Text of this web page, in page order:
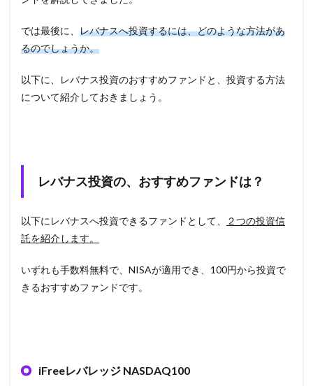
では最後に、 レバナスへ投資するには、どのような方法があ
るのでしょうか。
以下に、レバナス投資のおすすめファンドと、投資する方法
について紹介しておきましょう。
レバナス投資の、おすすめファンドは？
以下にレバナスへ投資できるファンドとして、
２つの投資信
託を紹介します。
いずれも手数料無料で、NISAが適用でき、100円から投資で
きるおすすめファンドです。
iFreeレバレッジ NASDAQ100